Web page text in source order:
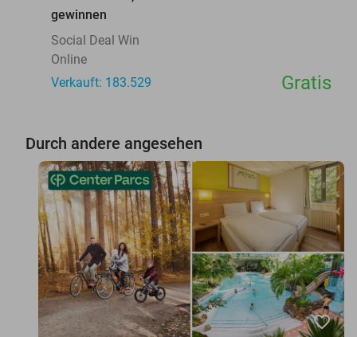
gewinnen
Social Deal Win
Online
Verkauft: 183.529
Gratis
Durch andere angesehen
favorite_border